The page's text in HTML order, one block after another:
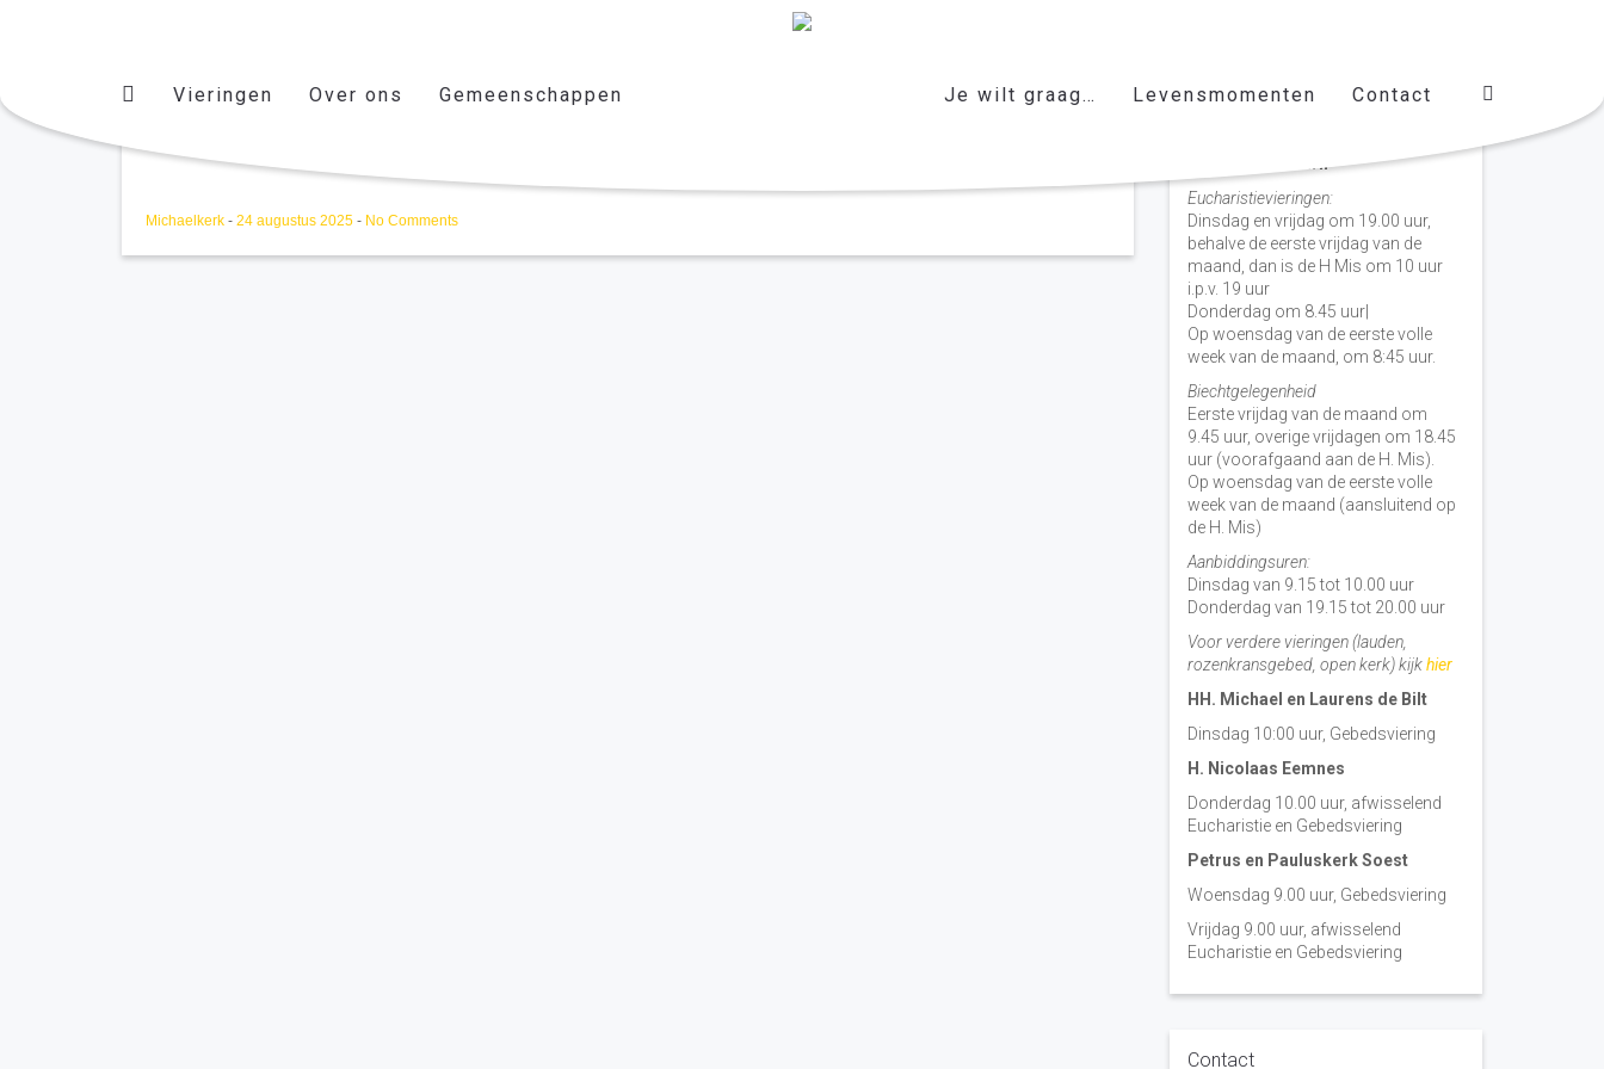
Vieringen Over ons Gemeenschappen Je wilt graag… Levensmomenten Contact
Michaelkerk - 24 augustus 2025 - No Comments
Vieringen door de week
H. Nicolaas Baarn
Eucharistievieringen:
Dinsdag en vrijdag om 19.00 uur,
behalve de eerste vrijdag van de
maand, dan is de H Mis om 10 uur
i.p.v. 19 uur
Donderdag om 8.45 uur|
Op woensdag van de eerste volle
week van de maand, om 8:45 uur.
Biechtgelegenheid
Eerste vrijdag van de maand om
9.45 uur, overige vrijdagen om 18.45
uur (voorafgaand aan de H. Mis).
Op woensdag van de eerste volle
week van de maand (aansluitend op
de H. Mis)
Aanbiddingsuren:
Dinsdag van 9.15 tot 10.00 uur
Donderdag van 19.15 tot 20.00 uur
Voor verdere vieringen (lauden,
rozenkransgebed, open kerk) kijkhier
HH. Michael en Laurens de Bilt
Dinsdag 10:00 uur, Gebedsviering
H. Nicolaas Eemnes
Donderdag 10.00 uur, afwisselend
Eucharistie en Gebedsviering
Petrus en Pauluskerk Soest
Woensdag 9.00 uur, Gebedsviering
Vrijdag 9.00 uur, afwisselend
Eucharistie en Gebedsviering
Contact